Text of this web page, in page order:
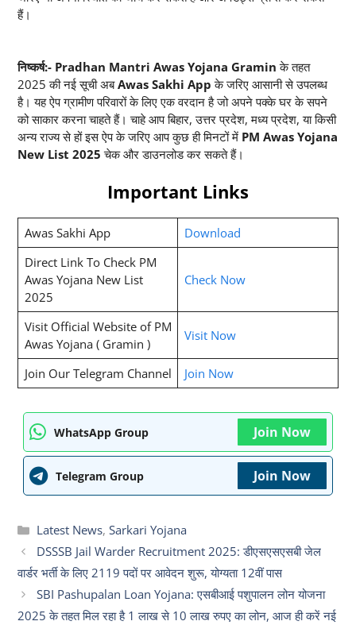
हैं।
निष्कर्ष:- Pradhan Mantri Awas Yojana Gramin के तहत
2025 की नई सूची अबAwas Sakhi App के जरिए आसानी से उपलब्ध
है। यह ऐप ग्रामीण परिवारों के लिए एक वरदान है जो अपने पक्के घर के सपने
को साकार करना चाहते हैं। चाहे आप बिहार, उत्तर प्रदेश, मध्य प्रदेश, या किसी
अन्य राज्य से हों इस ऐप के जरिए आप कुछ ही मिनटों में PM Awas Yojana
New List 2025 चेक और डाउनलोड कर सकते हैं।
Important Links
Awas Sakhi App
Download
Direct Link To Check PM
Awas Yojana New List
2025
Check Now
Visit Official Website of PM
Awas Yojana ( Gramin )
Visit Now
Join Our Telegram Channel Join Now
WhatsApp Group Join Now
Telegram Group Join Now
Categories
Latest News, Sarkari Yojana
DSSSB Jail Warder Recruitment 2025: डीएसएसएसबी जेल
वार्डर भर्ती के लिए 2119 पदों पर आवेदन शुरू, योग्यता 12वीं पास
SBI Pashupalan Loan Yojana: एसबीआई पशुपालन लोन योजना
2025 के तहत मिल रहा है 1 लाख से 10 लाख रुपए का लोन, आज ही करें नई